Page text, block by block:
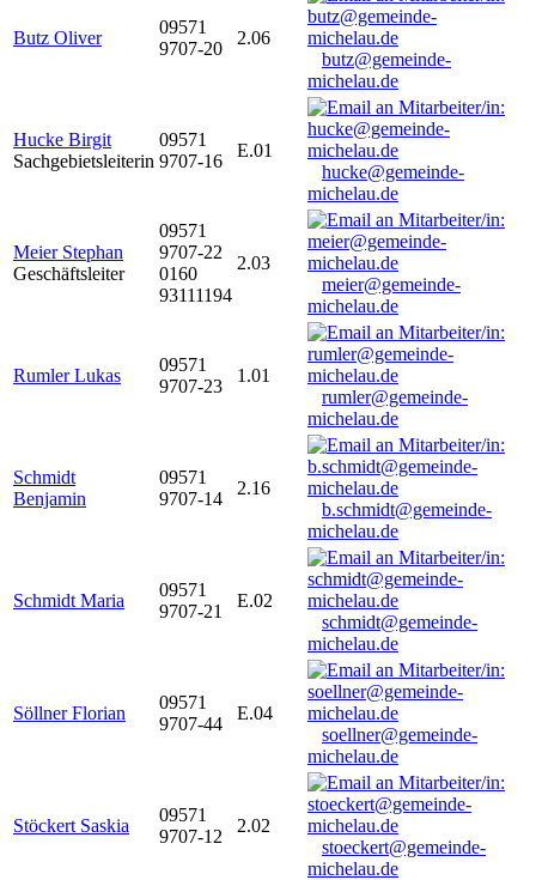
Butz Oliver
09571
9707-20
2.06
butz@gemeinde-
michelau.de
Hucke Birgit
Sachgebietsleiterin
09571
9707-16
E.01
hucke@gemeinde-
michelau.de
Meier Stephan
Geschäftsleiter
09571
9707-22
0160
93111194
2.03
meier@gemeinde-
michelau.de
Rumler Lukas
09571
9707-23
1.01
rumler@gemeinde-
michelau.de
Schmidt
Benjamin
09571
9707-14
2.16
b.schmidt@gemeinde-
michelau.de
Schmidt Maria
09571
9707-21
E.02
schmidt@gemeinde-
michelau.de
Söllner Florian
09571
9707-44
E.04
soellner@gemeinde-
michelau.de
Stöckert Saskia
09571
9707-12
2.02
stoeckert@gemeinde-
michelau.de